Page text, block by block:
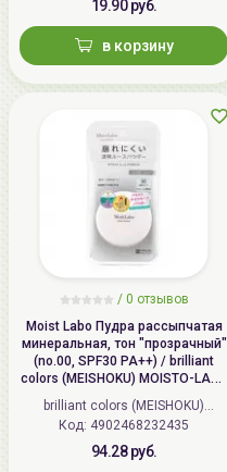
19.90 руб.
в корзину
/ 0 отзывов
Moist Labo Пудра рассыпчатая
минеральная, тон "прозрачный"
(no.00, SPF30 PA++) / brilliant
colors (MEISHOKU) MOISTO-LABO
BB MINERAL FOUNDATION
brilliant colors (MEISHOKU)
(Япония)
Код: 4902468232435
94.28 руб.